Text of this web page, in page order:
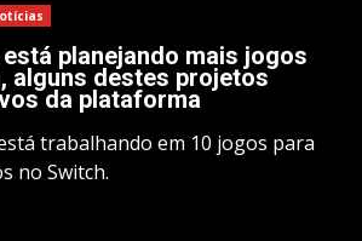
planejando mais jogos
alguns destes projetos
da plataforma
trabalhando em 10 jogos para
no Switch.